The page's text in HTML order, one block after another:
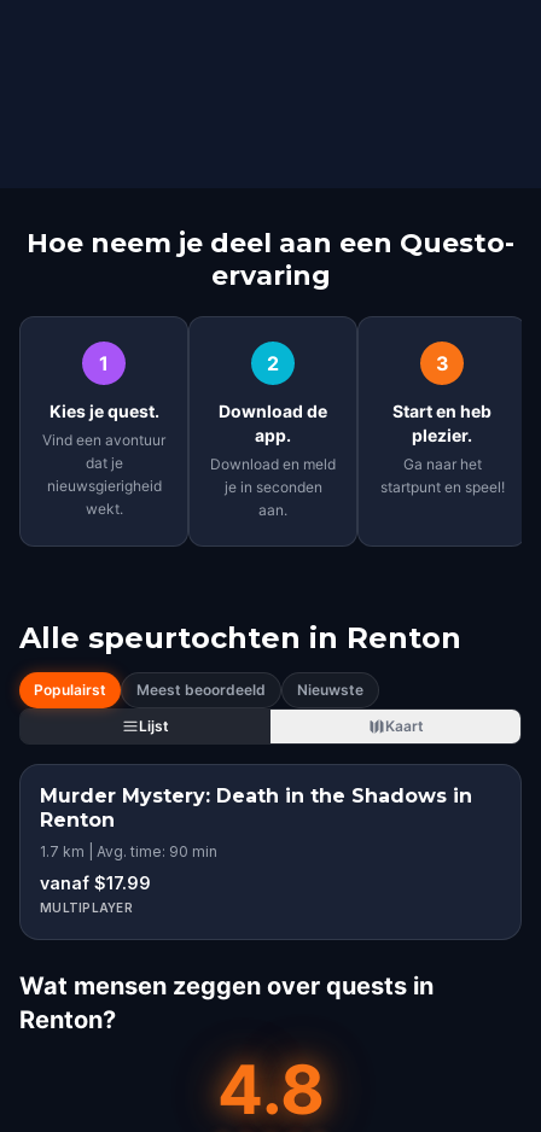
Hoe neem je deel aan een Questo-
ervaring
1
Kies je quest.
Vind een avontuur
dat je
nieuwsgierigheid
wekt.
2
Download de
app.
Download en meld
je in seconden
aan.
3
Start en heb
plezier.
Ga naar het
startpunt en speel!
Alle speurtochten in Renton
Populairst Meest beoordeeld
Nieuwste
Lijst
Kaart
Murder Mystery: Death in the Shadows in
Renton
1.7 km | Avg. time: 90 min
vanaf $17.99
MULTIPLAYER
Wat mensen zeggen over quests in
Renton?
4.8